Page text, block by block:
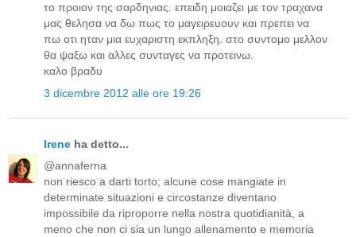
το προιον της σαρδηνιας. επειδη μοιαζει με τον τραχανα
μας θελησα να δω πως το μαγειρευουν και πρεπει να
πω οτι ηταν μια ευχαριστη εκπληξη. στο συντομο μελλον
θα ψαξω και αλλες συνταγες να προτεινω.
καλο βραδυ
3 dicembre 2012 alle ore 19:26
Irene ha detto...
@annaferna
non riesco a darti torto; alcune cose mangiate in
determinate situazioni e circostanze diventano
impossibile da riproporre nella nostra quotidianità, a
meno che non ci sia un lungo allenamento e memoria